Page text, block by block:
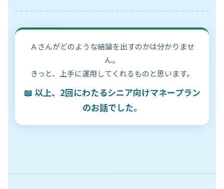
Ａさんがどのような結論を出すのかは分かりませ
ん。
きっと、上手に運用してくれるものと思います。
📖 以上、2回にわたるシニア向けマネープラン
のお話でした。